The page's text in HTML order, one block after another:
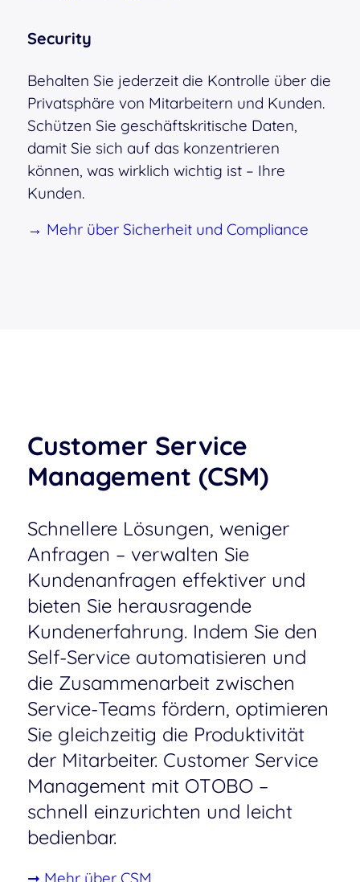
Security
Behalten Sie jederzeit die Kontrolle über die
Privatsphäre von Mitarbeitern und Kunden.
Schützen Sie geschäftskritische Daten,
damit Sie sich auf das konzentrieren
können, was wirklich wichtig ist – Ihre
Kunden.
→ Mehr über Sicherheit und Compliance
Customer Service
Management (CSM)
Schnellere Lösungen, weniger
Anfragen – verwalten Sie
Kundenanfragen effektiver und
bieten Sie herausragende
Kundenerfahrung. Indem Sie den
Self-Service automatisieren und
die Zusammenarbeit zwischen
Service-Teams fördern, optimieren
Sie gleichzeitig die Produktivität
der Mitarbeiter. Customer Service
Management mit OTOBO –
schnell einzurichten und leicht
bedienbar.
➞ Mehr über CSM